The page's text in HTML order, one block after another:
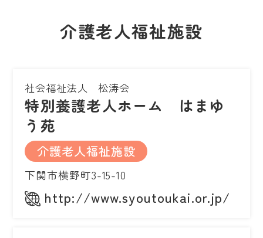
介護老人福祉施設
社会福祉法人 松涛会
特別養護老人ホーム はまゆ
う苑
介護老人福祉施設
下関市横野町3-15-10
http://www.syoutoukai.or.jp/